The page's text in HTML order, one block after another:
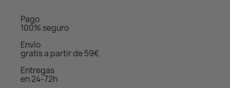
Pago
100% seguro
Envío
gratis a partir de 59€
Entregas
en 24-72h